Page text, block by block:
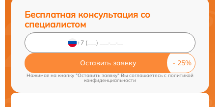
Бесплатная консультация со
специалистом
Оставить заявку
Нажимая на кнопку "Оставить заявку" Вы соглашаетесь cполитикой
конфиденциальности